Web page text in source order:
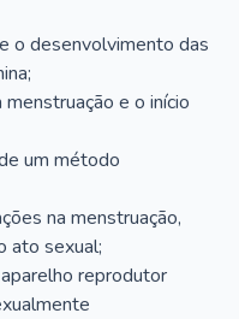
o desenvolvimento das
e o início
um método
na menstruação,
ato sexual;
reprodutor